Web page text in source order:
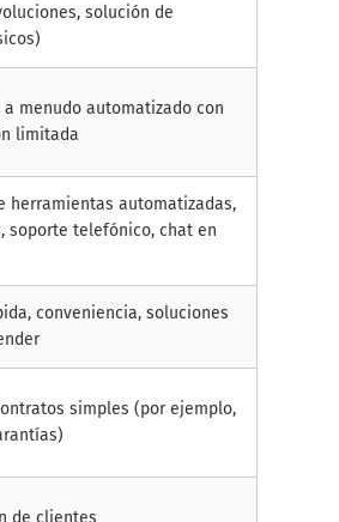
solución de
a menudo automatizado con
limitada
herramientas automatizadas,
soporte telefónico, chat en
conveniencia, soluciones
simples (por ejemplo,
de clientes